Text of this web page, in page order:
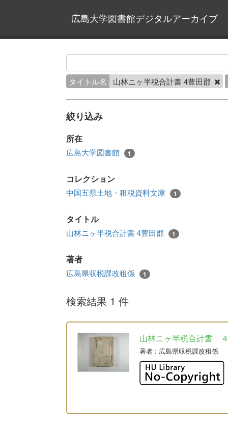
広島大学図書館デジタルアーカイブ
タイトル名 山林ニヶ半税合計書 4豊田郡
絞り込み
所在
広島大学図書館 1
コレクション
中国五県土地・租税資料文庫 1
タイトル
山林ニヶ半税合計書 4豊田郡 1
著者
広島県収税課改租係 1
検索結果 1 件
山林ニヶ半税合計書
著者 : 広島県収税課改租係